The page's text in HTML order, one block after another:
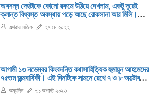
অবসন্ন দেহটাকে কোনো রকমে উঠিয়ে দেখলাম, একটু দূরেই
ক্লান্ত বিধ্বস্ত অবস্থায় পড়ে আছে রোকসানা আর মিলি।
আমি পাগলের মতো ওদের দিকে ছুটলাম। পরক্ষণেই মনে হলো,
শম্পা কোথায়?
এশরার লতিফ ২৭ মে ২০২২
আগামী ১৩ নভেম্বর কিংবদন্তি কথাসাহিত্যিক হুমায়ূন আহমেদের
৭৫তম জন্মবার্ষিকী। এই দিনটিকে সামনে রেখে ৭ ও ৮ অক্টোবর
(শনি ও রবিবার) দুই দিনব্যাপী ‘হুমায়ূন আহমেদ সম্মেলন ও
আন্তর্জাতিক বাংলা বইমেলা’ অনুষ্ঠিত হবে নিউইয়র্কে।
অন্যদিন ৩১ অগাস্ট ২০২৩